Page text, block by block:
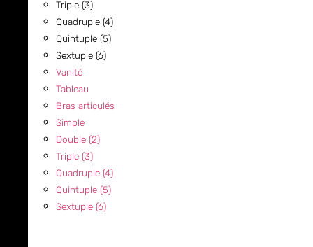
Triple (3)
Quadruple (4)
Quintuple (5)
Sextuple (6)
Vanité
Tableau
Bras articulés
Simple
Double (2)
Triple (3)
Quadruple (4)
Quintuple (5)
Sextuple (6)